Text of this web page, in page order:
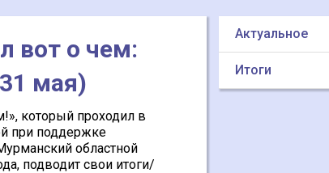
вот о чем:
мая)
который проходил в
при поддержке
областной
подводит свои итоги/
Актуальное
Итоги